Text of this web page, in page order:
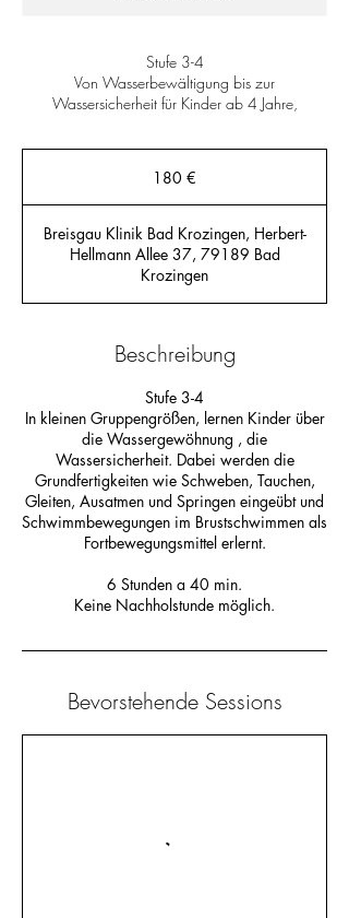
Stufe 3-4
Von Wasserbewältigung bis zur
Wassersicherheit für Kinder ab 4 Jahre,
180 €
Breisgau Klinik Bad Krozingen, Herbert-
Hellmann Allee 37, 79189 Bad
Krozingen
Beschreibung
Stufe 3-4
In kleinen Gruppengrößen, lernen Kinder über
die Wassergewöhnung , die
Wassersicherheit. Dabei werden die
Grundfertigkeiten wie Schweben, Tauchen,
Gleiten, Ausatmen und Springen eingeübt und
Schwimmbewegungen im Brustschwimmen als
Fortbewegungsmittel erlernt.
6 Stunden a 40 min.
Keine Nachholstunde möglich.
Bevorstehende Sessions